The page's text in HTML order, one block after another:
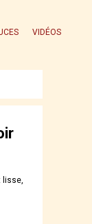
VIDÉOS
lisse,